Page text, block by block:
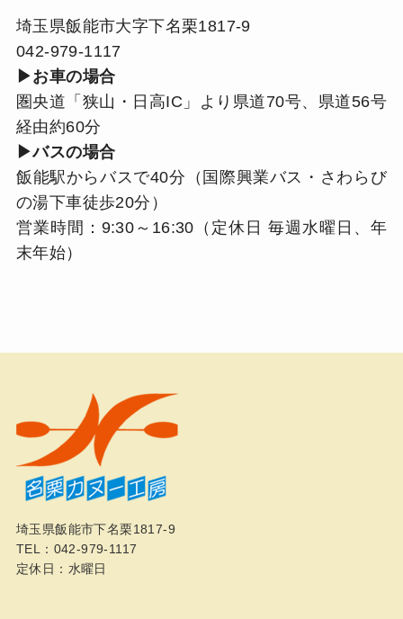
埼玉県飯能市大字下名栗1817-9
042-979-1117
▶お車の場合
圏央道「狭山・日高IC」より県道70号、県道56号
経由約60分
▶バスの場合
飯能駅からバスで40分（国際興業バス・さわらび
の湯下車徒歩20分）
営業時間：9:30～16:30（定休日 毎週水曜日、年
末年始）
埼玉県飯能市下名栗1817-9
TEL：042-979-1117
定休日：水曜日